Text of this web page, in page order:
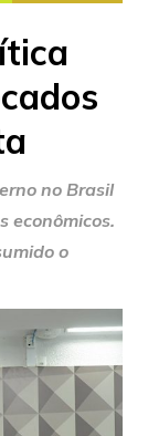
no Brasil
econômicos.
o